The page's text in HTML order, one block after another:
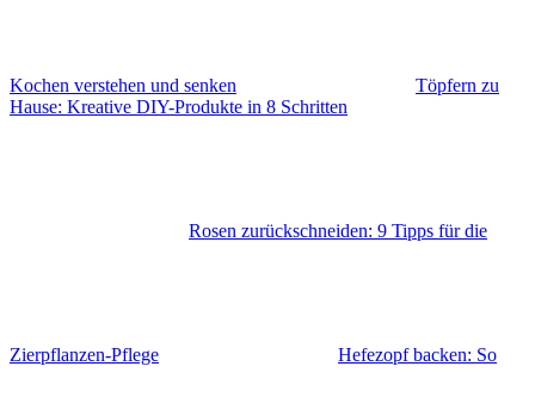
Kochen verstehen und senken
Töpfern zu
Hause: Kreative DIY-Produkte in 8 Schritten
Rosen zurückschneiden: 9 Tipps für die
Zierpflanzen-Pflege Hefezopf backen: So